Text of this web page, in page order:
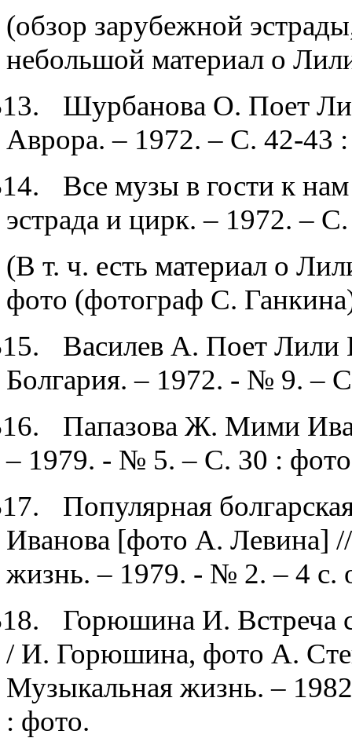
(обзор зарубежной
небольшой материал о
3.
Шурбанова О. Поет
Аврора. – 1972. – С. 42-43
4.
Все музы в гости к
эстрада и цирк. – 1972. –
(В т. ч. есть материал о
фото (фотограф С.
5.
Василев А. Поет Лили
Болгария. – 1972. - № 9. –
6.
Папазова Ж. Мими
– 1979. - № 5. – С. 30 :
7.
Популярная
Иванова [фото А. Левина]
жизнь. – 1979. - № 2. – 4 с.
8.
Горюшина И. Встреча
/ И. Горюшина, фото А.
Музыкальная жизнь. –
: фото.